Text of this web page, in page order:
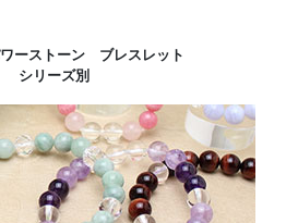
ーストーン ブレスレット
シリーズ別